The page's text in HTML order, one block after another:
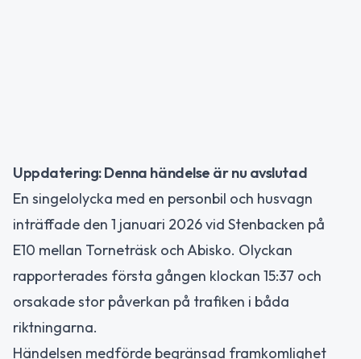
Uppdatering: Denna händelse är nu avslutad
En singelolycka med en personbil och husvagn
inträffade den 1 januari 2026 vid Stenbacken på
E10 mellan Torneträsk och Abisko. Olyckan
rapporterades första gången klockan 15:37 och
orsakade stor påverkan på trafiken i båda
riktningarna.
Händelsen medförde begränsad framkomlighet